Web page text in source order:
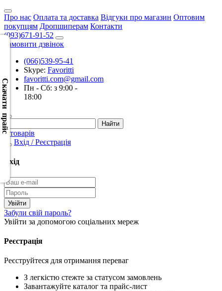
Про нас Оплата та доставка Відгуки про магазин Оптовим
покупцям Дропшиперам Контакти
(093)671-91-52
Замовити дзвінок
(066)539-95-41
Skype: Favoritti
favoritti.com@gmail.com
Пн - Сб: з 9:00 -
18:00
0 товарів
Вхід / Реєстрація
Вхід
Забули свій пароль?
Увійти за допомогою соціальних мереж
Реєстрація
Реєструйтеся для отримання переваг
З легкістю стежте за статусом замовлень
Завантажуйте каталог та прайс-лист
Скачати прайс
Скачать
XML
(Розн.)
Скачать
XML
(Опт)
CSV
Скачать
CSV
(Опт)
XLS
EXCEL
(Розн.)